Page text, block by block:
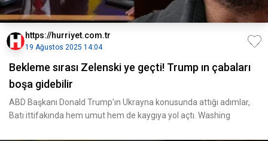
https://hurriyet.com.tr
19 Ağustos 2025 14:04
Bekleme sırası Zelenski ye geçti! Trump ın çabaları
boşa gidebilir
ABD Başkanı Donald Trump’ın Ukrayna konusunda attığı adımlar,
Batı ittifakında hem umut hem de kaygıya yol açtı. Washing